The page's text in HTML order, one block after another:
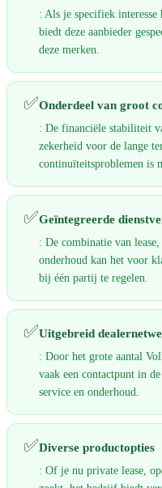
: Als je specifiek
biedt deze aanbieder
deze merken.
✅Onderdeel van groot
: De financiële stabiliteit
zekerheid voor de lange
continuïteitsproblemen is
✅Geïntegreerde
: De combinatie van
onderhoud kan het voor
bij één partij te regelen.
✅Uitgebreid
: Door het grote aantal
vaak een contactpunt in
service en onderhoud.
✅Diverse productopties
: Of je nu private lease,